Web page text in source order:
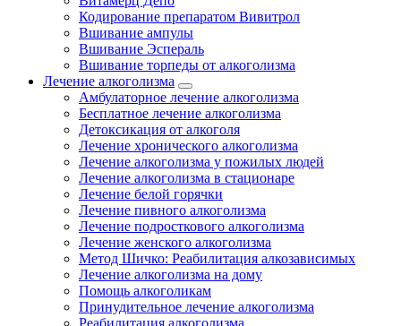
Кодирование препаратом Вивитрол
Вшивание ампулы
Вшивание Эспераль
Вшивание торпеды от алкоголизма
Лечение алкоголизма
Амбулаторное лечение алкоголизма
Бесплатное лечение алкоголизма
Детоксикация от алкоголя
Лечение хронического алкоголизма
Лечение алкоголизма у пожилых людей
Лечение алкоголизма в стационаре
Лечение белой горячки
Лечение пивного алкоголизма
Лечение подросткового алкоголизма
Лечение женского алкоголизма
Метод Шичко: Реабилитация алкозависимых
Лечение алкоголизма на дому
Помощь алкоголикам
Принудительное лечение алкоголизма
Реабилитация алкоголизма